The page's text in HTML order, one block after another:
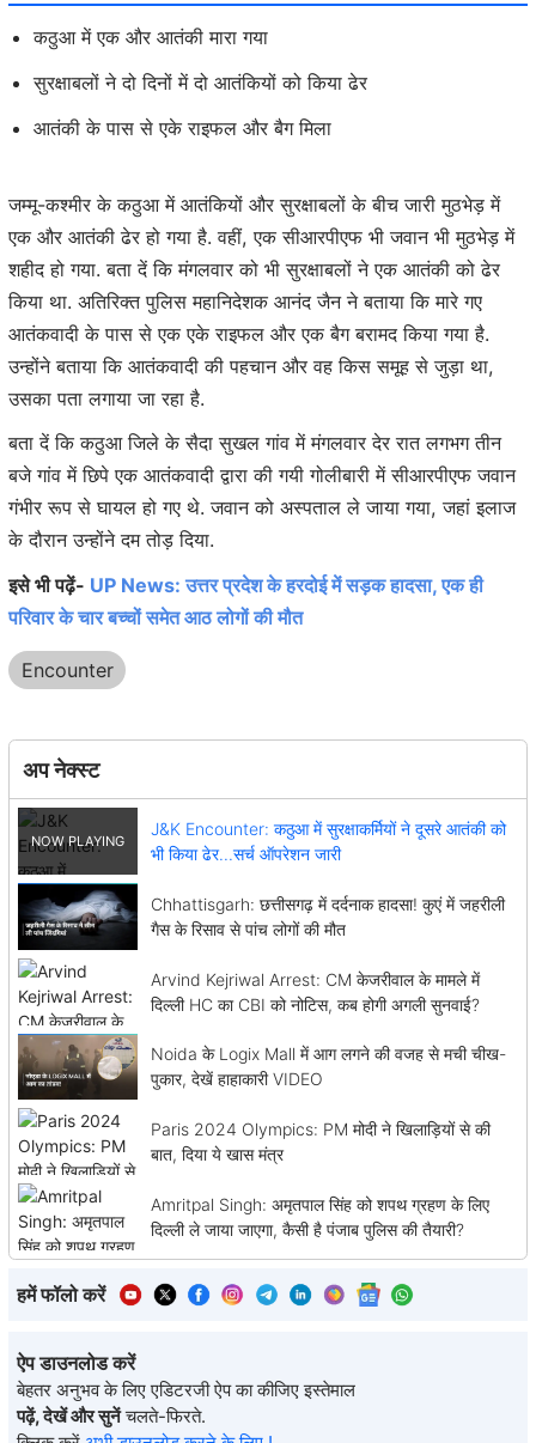
कठुआ में एक और आतंकी मारा गया
सुरक्षाबलों ने दो दिनों में दो आतंकियों को किया ढेर
आतंकी के पास से एके राइफल और बैग मिला
जम्मू-कश्मीर के कठुआ में आतंकियों और सुरक्षाबलों के बीच जारी मुठभेड़ में
एक और आतंकी ढेर हो गया है. वहीं, एक सीआरपीएफ भी जवान भी मुठभेड़ में
शहीद हो गया. बता दें कि मंगलवार को भी सुरक्षाबलों ने एक आतंकी को ढेर
किया था. अतिरिक्त पुलिस महानिदेशक आनंद जैन ने बताया कि मारे गए
आतंकवादी के पास से एक एके राइफल और एक बैग बरामद किया गया है.
उन्होंने बताया कि आतंकवादी की पहचान और वह किस समूह से जुड़ा था,
उसका पता लगाया जा रहा है.
बता दें कि कठुआ जिले के सैदा सुखल गांव में मंगलवार देर रात लगभग तीन
बजे गांव में छिपे एक आतंकवादी द्वारा की गयी गोलीबारी में सीआरपीएफ जवान
गंभीर रूप से घायल हो गए थे. जवान को अस्पताल ले जाया गया, जहां इलाज
के दौरान उन्होंने दम तोड़ दिया.
इसे भी पढ़ें- UP News: उत्तर प्रदेश के हरदोई में सड़क हादसा, एक ही
परिवार के चार बच्चों समेत आठ लोगों की मौत
Encounter
अप नेक्स्ट
J&K Encounter: कठुआ में सुरक्षाकर्मियों ने दूसरे आतंकी को
भी किया ढेर...सर्च ऑपरेशन जारी
Chhattisgarh: छत्तीसगढ़ में दर्दनाक हादसा! कुएं में जहरीली
गैस के रिसाव से पांच लोगों की मौत
Arvind Kejriwal Arrest: CM केजरीवाल के मामले में
दिल्ली HC का CBI को नोटिस, कब होगी अगली सुनवाई?
Noida के Logix Mall में आग लगने की वजह से मची चीख-
पुकार, देखें हाहाकारी VIDEO
Paris 2024 Olympics: PM मोदी ने खिलाड़ियों से की
बात, दिया ये खास मंत्र
Amritpal Singh: अमृतपाल सिंह को शपथ ग्रहण के लिए
दिल्ली ले जाया जाएगा, कैसी है पंजाब पुलिस की तैयारी?
हमें फॉलो करें
ऐप डाउनलोड करें
बेहतर अनुभव के लिए एडिटरजी ऐप का कीजिए इस्तेमाल
पढ़ें, देखें और सुनें चलते-फिरते.